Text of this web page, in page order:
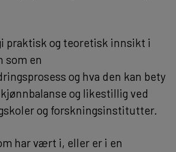
praktisk og teoretisk innsikt i
som en
og hva den kan bety
og likestillig ved
og forskningsinstitutter.
har vært i, eller er i en